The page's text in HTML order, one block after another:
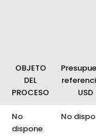
OBJETO
DEL
PROCESO
USD
No
dispone
No